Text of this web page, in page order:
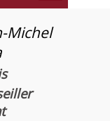
Michel